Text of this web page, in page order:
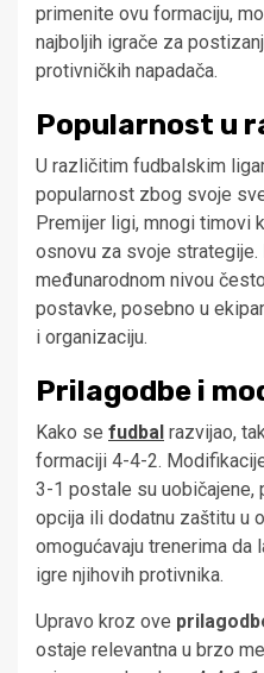
primenite ovu formaciju,
najboljih igrače za
protivničkih napadača.
Popularnost u
U različitim fudbalskim
popularnost zbog svoje
Premijer ligi, mnogi timovi
osnovu za svoje strategije.
međunarodnom nivou
postavke, posebno u
i organizaciju.
Prilagodbe i
Kako se fudbal razvijao,
formaciji 4-4-2.
3-1 postale su uobičajene,
opcija ili dodatnu zaštitu u
omogućavaju trenerima da
igre njihovih protivnika.
Upravo kroz ove
ostaje relevantna u brzo